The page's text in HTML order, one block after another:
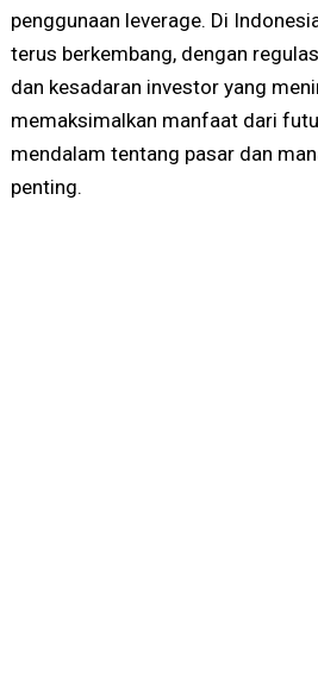
penggunaan leverage. Di
terus berkembang, dengan
dan kesadaran investor yang
memaksimalkan manfaat dari
mendalam tentang pasar dan
penting.